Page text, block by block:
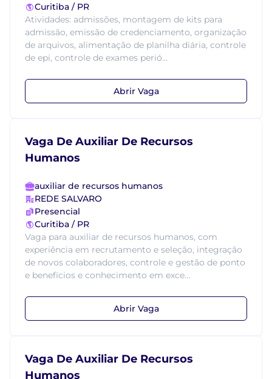
Curitiba / PR
Atividades: admissões, montagem de kits para
admissão, emissão de credenciamento, organização
de arquivos, alimentação de planilha diária, controle
de epi, controle de exames perió...
Abrir Vaga
Vaga De Auxiliar De Recursos
Humanos
auxiliar de recursos humanos
REDE SALVARO
Presencial
Curitiba / PR
Vaga para auxiliar de recursos humanos, com
experiência em recrutamento e seleção, integração
de novos colaboradores, controle e gestão de ponto
e benefícios e conhecimento em exce...
Abrir Vaga
Vaga De Auxiliar De Recursos
Humanos